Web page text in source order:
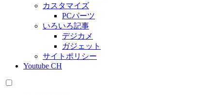
カスタマイズ
PCパーツ
いろいろ記事
デジカメ
ガジェット
サイトポリシー
Youtube CH